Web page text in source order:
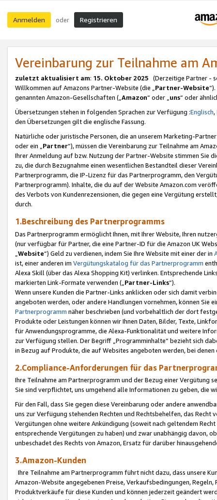
Anmelden oder Registrieren
Vereinbarung zur Teilnahme am
zuletzt aktualisiert am: 15. Oktober 2025 (Derzeitige Partner -
Willkommen auf Amazons Partner-Website (die „Partner-Website
genannten Amazon-Gesellschaften („Amazon“ oder „uns“ oder
Übersetzungen stehen in folgenden Sprachen zur Verfügung :Englisch,
den Übersetzungen gilt die englische Fassung.
Natürliche oder juristische Personen, die an unserem Marketing-
oder ein „Partner“), müssen die Vereinbarung zur Teilnahme am
Ihrer Anmeldung auf bzw. Nutzung der Partner-Website stimmen Sie
zu, die durch Bezugnahme einen wesentlichen Bestandteil dieser
Partnerprogramm, die IP-Lizenz für das Partnerprogramm, den
Partnerprogramm). Inhalte, die du auf der Website Amazon.com
des Verbots von Kundenrezensionen, die gegen eine Vergütung
durch.
1.Beschreibung des Partnerprogramms
Das Partnerprogramm ermöglicht Ihnen, mit Ihrer Website, Ihren
(nur verfügbar für Partner, die eine Partner-ID für die Amazon UK
Website“) Geld zu verdienen, indem Sie Ihre Website mit einer der in
ist, einer anderen im Vergütungskatalog für das Partnerprogramm
Alexa Skill (über das Alexa Shopping Kit) verlinken. Entsprechende
markierten Link-Formate verwenden („ Partner-Links“).
Wenn unsere Kunden die Partner-Links anklicken oder sich damit
angeboten werden, oder andere Handlungen vornehmen, können Sie
Partnerprogramm näher beschrieben (und vorbehaltlich der dort
Produkte oder Leistungen können wir Ihnen Daten, Bilder, Texte,
für Anwendungsprogramme, die Alexa-Funktionalität und weitere
zur Verfügung stellen. Der Begriff „Programminhalte“ bezieht sich
in Bezug auf Produkte, die auf Websites angeboten werden, bei
2.Compliance-Anforderungen für das
Ihre Teilnahme am Partnerprogramm und der Bezug einer Vergütung
Sie sind verpflichtet, uns umgehend alle Informationen zu geben, die
Für den Fall, dass Sie gegen diese Vereinbarung oder andere
uns zur Verfügung stehenden Rechten und Rechtsbehelfen, das
Vergütungen ohne weitere Ankündigung (soweit nach geltendem
entsprechende Vergütungen zu haben) und zwar unabhängig davon,
unbeschadet des Rechts von Amazon, Ersatz für darüber
3.Amazon-Kunden
Ihre Teilnahme am Partnerprogramm führt nicht dazu, dass unsere
Amazon-Website angegebenen Preise, Verkaufsbedingungen,
Produktverkäufe für diese Kunden und können jederzeit geändert